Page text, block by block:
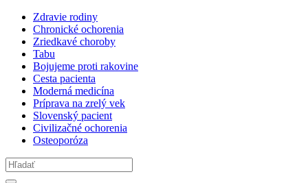
Zdravie rodiny
Chronické ochorenia
Zriedkavé choroby
Tabu
Bojujeme proti rakovine
Cesta pacienta
Moderná medicína
Príprava na zrelý vek
Slovenský pacient
Civilizačné ochorenia
Osteoporóza